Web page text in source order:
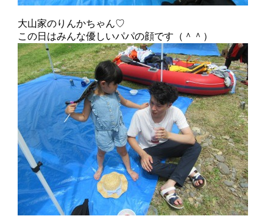
大山家のりんかちゃん♡
この日はみんな優しいパパの顔です（＾＾）